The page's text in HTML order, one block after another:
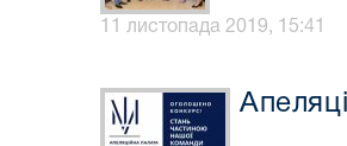
11 листопада 2019, 15:41